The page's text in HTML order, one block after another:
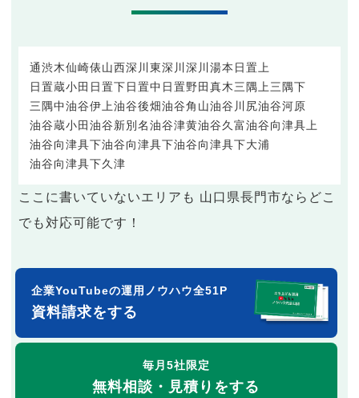
通渋木仙崎俵山西深川東深川深川湯本 日置上
日置蔵小田 日置下日置中 日置野田真木三隅上 三隅下
三隅中油谷伊上油谷後畑油谷角山油谷川尻油谷河原
油谷蔵小田油谷新別名油谷津黄油谷久富油谷向津具上
油谷向津具下油谷向津具下油谷向津具下大浦
油谷向津具下久津
ここに書いていないエリアも 山口県長門市ならどこ
でも対応可能です！
企業YouTubeの運用ノウハウ全51P
資料請求をする
毎月5社限定
無料相談・見積りをする